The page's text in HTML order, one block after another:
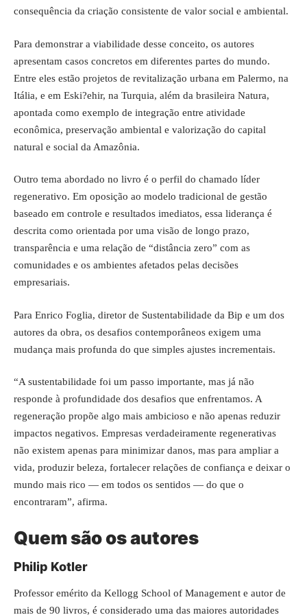
consequência da criação consistente de valor social e ambiental.
Para demonstrar a viabilidade desse conceito, os autores
apresentam casos concretos em diferentes partes do mundo.
Entre eles estão projetos de revitalização urbana em Palermo, na
Itália, e em Eski?ehir, na Turquia, além da brasileira Natura,
apontada como exemplo de integração entre atividade
econômica, preservação ambiental e valorização do capital
natural e social da Amazônia.
Outro tema abordado no livro é o perfil do chamado líder
regenerativo. Em oposição ao modelo tradicional de gestão
baseado em controle e resultados imediatos, essa liderança é
descrita como orientada por uma visão de longo prazo,
transparência e uma relação de “distância zero” com as
comunidades e os ambientes afetados pelas decisões
empresariais.
Para Enrico Foglia, diretor de Sustentabilidade da Bip e um dos
autores da obra, os desafios contemporâneos exigem uma
mudança mais profunda do que simples ajustes incrementais.
“A sustentabilidade foi um passo importante, mas já não
responde à profundidade dos desafios que enfrentamos. A
regeneração propõe algo mais ambicioso e não apenas reduzir
impactos negativos. Empresas verdadeiramente regenerativas
não existem apenas para minimizar danos, mas para ampliar a
vida, produzir beleza, fortalecer relações de confiança e deixar o
mundo mais rico — em todos os sentidos — do que o
encontraram”, afirma.
Quem são os autores
Philip Kotler
Professor emérito da Kellogg School of Management e autor de
mais de 90 livros, é considerado uma das maiores autoridades